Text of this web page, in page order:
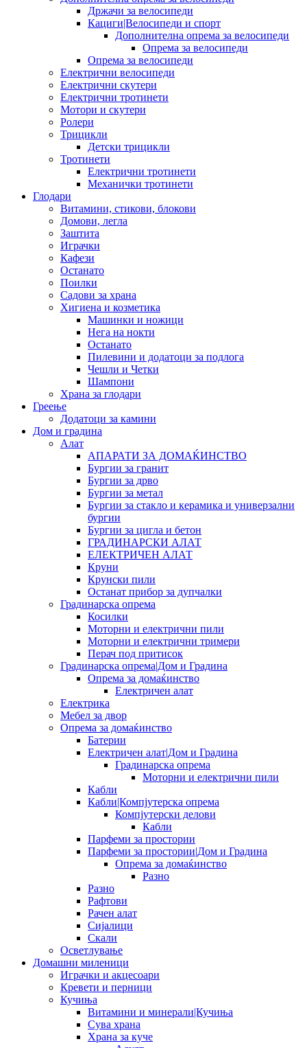
Држачи за велосипеди
Кациги|Велосипеди и спорт
Дополнителна опрема за велосипеди
Опрема за велосипеди
Опрема за велосипеди
Електрични велосипеди
Електрични скутери
Електрични тротинети
Мотори и скутери
Ролери
Трицикли
Детски трицикли
Тротинети
Електрични тротинети
Механички тротинети
Глодари
Витамини, стикови, блокови
Домови, легла
Заштита
Играчки
Кафези
Останато
Поилки
Садови за храна
Хигиена и козметика
Машинки и ножици
Нега на нокти
Останато
Пилевини и додатоци за подлога
Чешли и Четки
Шампони
Храна за глодари
Греење
Додатоци за камини
Дом и градина
Алат
АПАРАТИ ЗА ДОМАЌИНСТВО
Бургии за гранит
Бургии за дрво
Бургии за метал
Бургии за стакло и керамика и универзални
бургии
Бургии за цигла и бетон
ГРАДИНАРСКИ АЛАТ
ЕЛЕКТРИЧЕН АЛАТ
Круни
Крунски пили
Останат прибор за дупчалки
Градинарска опрема
Косилки
Моторни и електрични пили
Моторни и електрични тримери
Перач под притисок
Градинарска опрема|Дом и Градина
Опрема за домаќинство
Електричен алат
Електрика
Мебел за двор
Опрема за домаќинство
Батерии
Електричен алат|Дом и Градина
Градинарска опрема
Моторни и електрични пили
Кабли
Кабли|Компјутерска опрема
Компјутерски делови
Кабли
Парфеми за простории
Парфеми за простории|Дом и Градина
Опрема за домаќинство
Разно
Разно
Рафтови
Рачен алат
Сијалици
Скали
Осветлување
Домашни миленици
Играчки и акцесоари
Кревети и перници
Кучиња
Витамини и минерали|Кучиња
Сува храна
Храна за куче